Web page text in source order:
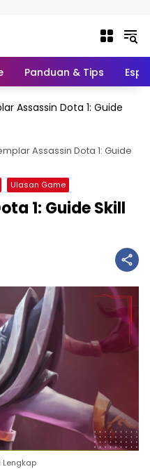
Panduan & Tips
Assassin Dota 1: Guide
Assassin Dota 1: Guide
Ulasan Game
1: Guide Skill
Lengkap